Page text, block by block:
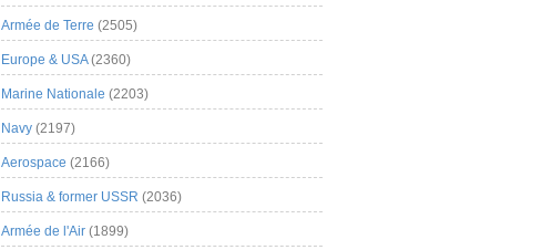
Armée de Terre (2505)
Europe & USA(2360)
Marine Nationale (2203)
Navy (2197)
Aerospace (2166)
Russia & former USSR (2036)
Armée de l'Air (1899)